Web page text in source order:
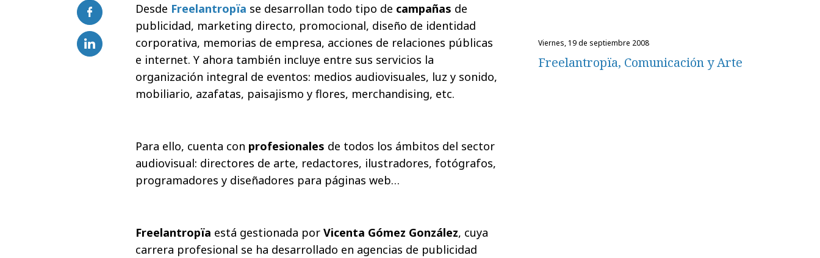
Desde Freelantropïa se desarrollan todo tipo de campañas de
publicidad, marketing directo, promocional, diseño de identidad
corporativa, memorias de empresa, acciones de relaciones públicas
e internet. Y ahora también incluye entre sus servicios la
organización integral de eventos: medios audiovisuales, luz y sonido,
mobiliario, azafatas, paisajismo y flores, merchandising, etc.
Para ello, cuenta con profesionales de todos los ámbitos del sector
audiovisual: directores de arte, redactores, ilustradores, fotógrafos,
programadores y diseñadores para páginas web…
Freelantropïa está gestionada por Vicenta Gómez González, cuya
carrera profesional se ha desarrollado en agencias de publicidad
viernes, 19 de septiembre 2008
Freelantropïa, Comunicación y Arte